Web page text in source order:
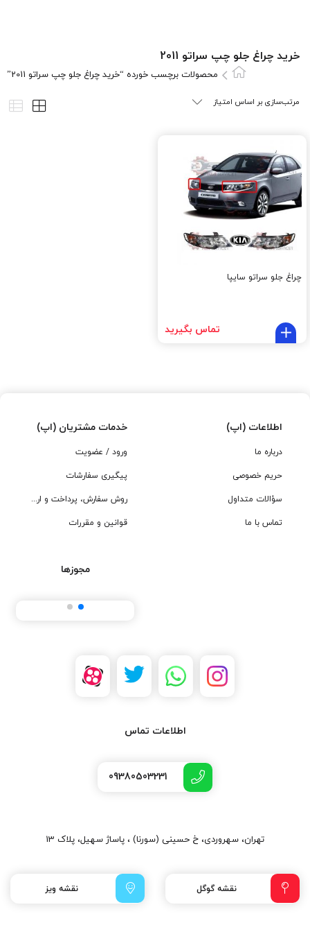
خرید چراغ جلو چپ سراتو 2011
محصولات برچسب خورده “خرید چراغ جلو چپ سراتو 2011”
چراغ جلو سراتو سایپا
تماس بگیرید
اطلاعات (اپ)
درباره ما
حریم خصوصی
سؤالات متداول
تماس با ما
خدمات مشتریان (اپ)
ورود / عضویت
پیگیری سفارشات
روش سفارش، پرداخت و ارسال
قوانین و مقررات
مجوزها
اطلاعات تماس
09380503231
تهران، سهروردی، خ حسینی (سورنا) ، پاساژ سهیل، پلاک 13
نقشه گوگل نقشه ویز